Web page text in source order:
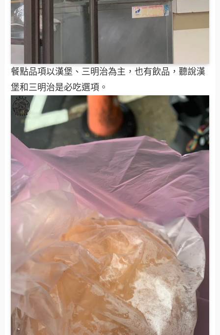
餐點品項以漢堡、三明治為主，也有飲品，聽說漢
堡和三明治是必吃選項。